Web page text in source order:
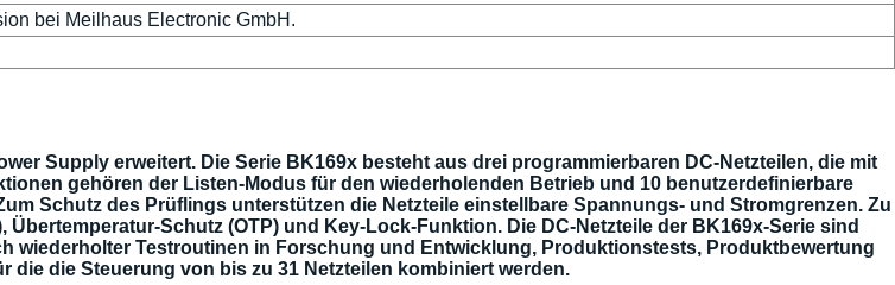
bei Meilhaus Electronic GmbH.
Supply erweitert. Die Serie BK169x besteht aus drei programmierbaren DC-Netzteilen, die mit
gehören der Listen-Modus für den wiederholenden Betrieb und 10 benutzerdefinierbare
Schutz des Prüflings unterstützen die Netzteile einstellbare Spannungs- und Stromgrenzen. Zu
Schutz (OTP) und Key-Lock-Funktion. Die DC-Netzteile der BK169x-Serie sind
wiederholter Testroutinen in Forschung und Entwicklung, Produktionstests, Produktbewertung
die Steuerung von bis zu 31 Netzteilen kombiniert werden.